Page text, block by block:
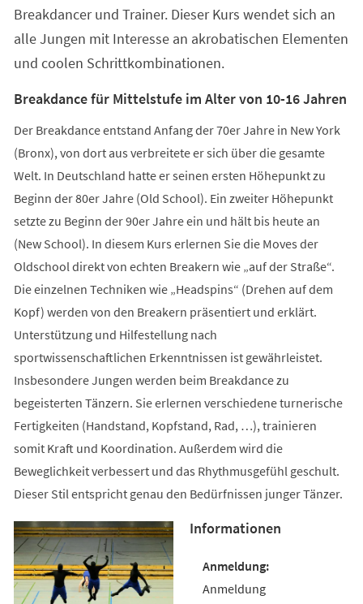
Breakdancer und Trainer. Dieser Kurs wendet sich an
alle Jungen mit Interesse an akrobatischen Elementen
und coolen Schrittkombinationen.
Breakdance für Mittelstufe im Alter von 10-16 Jahren
Der Breakdance entstand Anfang der 70er Jahre in New York
(Bronx), von dort aus verbreitete er sich über die gesamte
Welt. In Deutschland hatte er seinen ersten Höhepunkt zu
Beginn der 80er Jahre (Old School). Ein zweiter Höhepunkt
setzte zu Beginn der 90er Jahre ein und hält bis heute an
(New School). In diesem Kurs erlernen Sie die Moves der
Oldschool direkt von echten Breakern wie „auf der Straße“.
Die einzelnen Techniken wie „Headspins“ (Drehen auf dem
Kopf) werden von den Breakern präsentiert und erklärt.
Unterstützung und Hilfestellung nach
sportwissenschaftlichen Erkenntnissen ist gewährleistet.
Insbesondere Jungen werden beim Breakdance zu
begeisterten Tänzern. Sie erlernen verschiedene turnerische
Fertigkeiten (Handstand, Kopfstand, Rad, …), trainieren
somit Kraft und Koordination. Außerdem wird die
Beweglichkeit verbessert und das Rhythmusgefühl geschult.
Dieser Stil entspricht genau den Bedürfnissen junger Tänzer.
Informationen
Anmeldung